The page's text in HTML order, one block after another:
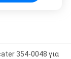
354-0048 για